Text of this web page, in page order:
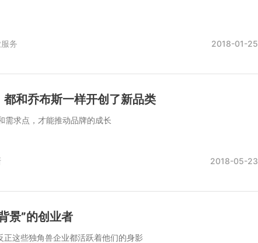
务 2018-01-25
都和乔布斯一样开创了新品类
需求点，才能推动品牌的成长
2018-05-23
景”的创业者
正这些独角兽企业都活跃着他们的身影